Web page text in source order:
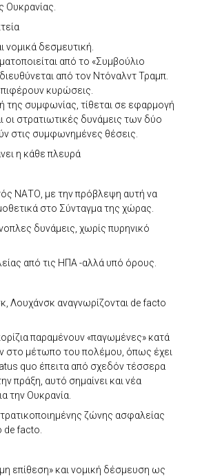
Ουκρανίας.
νομικά δεσμευτική.
από το «Συμβούλιο
από τον Ντόναλντ Τραμπ.
κυρώσεις.
της συμφωνίας, τίθεται σε εφαρμογή
οι στρατιωτικές δυνάμεις των δύο
στις συμφωνημένες θέσεις.
η κάθε πλευρά
ΝΑΤΟ, με την πρόβλεψη αυτή να
στο Σύνταγμα της χώρας.
δυνάμεις, χωρίς πυρηνικό
από τις ΗΠΑ -αλλά υπό όρους.
Λουχάνσκ αναγνωρίζονται de facto
παραμένουν «παγωμένες» κατά
στο μέτωπο του πολέμου, όπως έχει
quo έπειτα από σχεδόν τέσσερα
πράξη, αυτό σημαίνει και νέα
την Ουκρανία.
ζώνης ασφαλείας
de facto.
επίθεση» και νομική δέσμευση ως